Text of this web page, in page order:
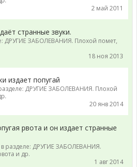
2 май 2011
странные звуки.
ДРУГИЕ ЗАБОЛЕВАНИЯ. Плохой помет,
18 ноя 2013
издает попугай
ДРУГИЕ ЗАБОЛЕВАНИЯ. Плохой
20 янв 2014
рвота и он издает странные
в разделе: ДРУГИЕ ЗАБОЛЕВАНИЯ.
и др.
1 авг 2014